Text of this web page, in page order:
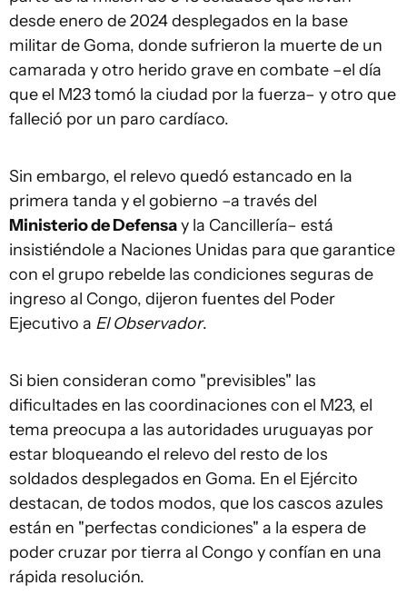
desde enero de 2024 desplegados en la base
militar de Goma, donde sufrieron la muerte de un
camarada y otro herido grave en combate –el día
que el M23 tomó la ciudad por la fuerza– y otro que
falleció por un paro cardíaco.
Sin embargo, el relevo quedó estancado en la
primera tanda y el gobierno –a través del
Ministerio de Defensay la Cancillería– está
insistiéndole a Naciones Unidas para que garantice
con el grupo rebelde las condiciones seguras de
ingreso al Congo, dijeron fuentes del Poder
Ejecutivo a El Observador.
Si bien consideran como "previsibles" las
dificultades en las coordinaciones con el M23, el
tema preocupa a las autoridades uruguayas por
estar bloqueando el relevo del resto de los
soldados desplegados en Goma. En el Ejército
destacan, de todos modos, que los cascos azules
están en "perfectas condiciones" a la espera de
poder cruzar por tierra al Congo y confían en una
rápida resolución.